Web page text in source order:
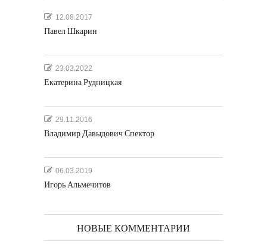
12.08.2017
Павел Шкарин
23.03.2022
Екатерина Рудницкая
29.11.2016
Владимир Давыдович Спектор
06.03.2019
Игорь Альмечитов
НОВЫЕ КОММЕНТАРИИ